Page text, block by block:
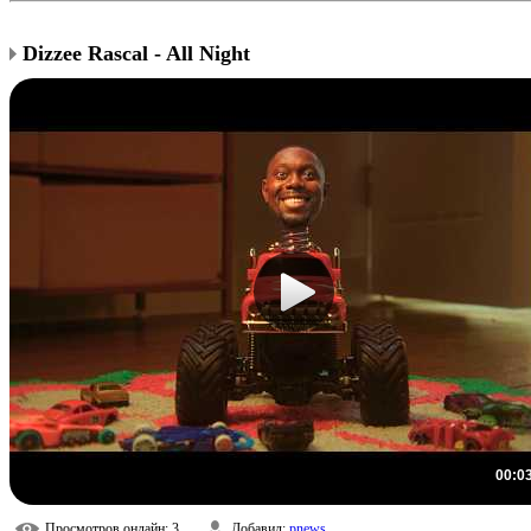
Dizzee Rascal - All Night